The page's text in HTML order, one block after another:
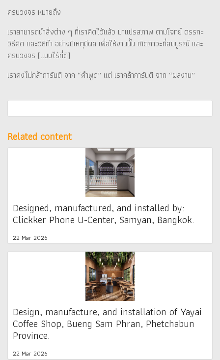
ครบวงจร หมายถึง
เราสามารถนำสิ่งต่าง ๆ ที่เราคิดไว้แล้ว มาแปรสภาพ ตามโจทย์ ตรรกะ
วิธีคิด และวิธีทำ อย่างมีเหตุมีผล เพื่อให้งานนั้น เกิดภาวะที่สมบูรณ์ และ
ครบวงจร (แบบไร้ที่ติ)
เราคงไม่กล้าการันตี จาก “คำพูด” แต่ เรากล้าการันตี จาก “ผลงาน”
Related content
Designed, manufactured, and installed by:
Clickker Phone U-Center, Samyan, Bangkok.
22 Mar 2026
Design, manufacture, and installation of Yayai
Coffee Shop, Bueng Sam Phran, Phetchabun
Province.
22 Mar 2026